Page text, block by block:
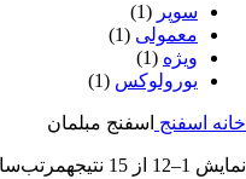
سوپر (1)
معمولی (1)
ویژه (1)
یورولوکس (1)
خانه اسفنج اسفنج مبلمان
نمایش 1–12 از 15 نتیجه